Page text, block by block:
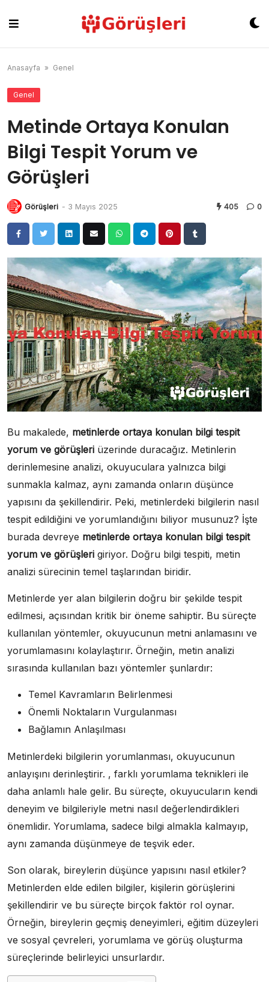
content
Anasayfa » Genel
Genel
Metinde Ortaya Konulan
Bilgi Tespit Yorum ve
Görüşleri
Görüşleri - 3 Mayıs 2025 405 0
Bu makalede, metinlerde ortaya konulan bilgi tespit
yorum ve görüşleri üzerinde duracağız. Metinlerin
derinlemesine analizi, okuyuculara yalnızca bilgi
sunmakla kalmaz, aynı zamanda onların düşünce
yapısını da şekillendirir. Peki, metinlerdeki bilgilerin nasıl
tespit edildiğini ve yorumlandığını biliyor musunuz? İşte
burada devreye metinlerde ortaya konulan bilgi tespit
yorum ve görüşleri giriyor. Doğru bilgi tespiti, metin
analizi sürecinin temel taşlarından biridir.
Metinlerde yer alan bilgilerin doğru bir şekilde tespit
edilmesi, açısından kritik bir öneme sahiptir. Bu süreçte
kullanılan yöntemler, okuyucunun metni anlamasını ve
yorumlamasını kolaylaştırır. Örneğin, metin analizi
sırasında kullanılan bazı yöntemler şunlardır:
Temel Kavramların Belirlenmesi
Önemli Noktaların Vurgulanması
Bağlamın Anlaşılması
Metinlerdeki bilgilerin yorumlanması, okuyucunun
anlayışını derinleştirir. , farklı yorumlama teknikleri ile
daha anlamlı hale gelir. Bu süreçte, okuyucuların kendi
deneyim ve bilgileriyle metni nasıl değerlendirdikleri
önemlidir. Yorumlama, sadece bilgi almakla kalmayıp,
aynı zamanda düşünmeye de teşvik eder.
Son olarak, bireylerin düşünce yapısını nasıl etkiler?
Metinlerden elde edilen bilgiler, kişilerin görüşlerini
şekillendirir ve bu süreçte birçok faktör rol oynar.
Örneğin, bireylerin geçmiş deneyimleri, eğitim düzeyleri
ve sosyal çevreleri, yorumlama ve görüş oluşturma
süreçlerinde belirleyici unsurlardır.